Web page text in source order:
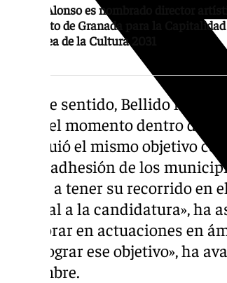
Calio Alonso es nombrado director
proyecto de Granada para la Capitalidad
Europea de la Cultura 2031
En este sentido, Bellido ha
hasta el momento dentro del
persiguió el mismo objetivo
ver, la adhesión de los
que va a tener su recorrido en
puntual a la candidatura», ha
colaborar en actuaciones en
para lograr ese objetivo», ha
diciembre.